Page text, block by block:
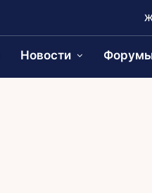
Новости